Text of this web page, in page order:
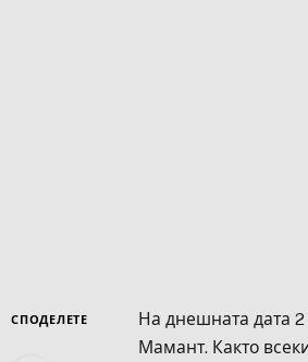
СПОДЕЛЕТЕ
На днешната дата
Мамант. Както